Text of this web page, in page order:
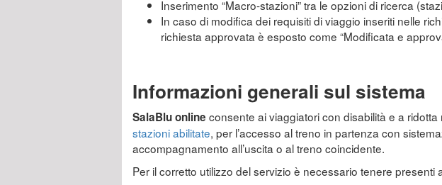
Inserimento “Macro-stazioni” tra le opzioni di ricerca
In caso di modifica dei requisiti di viaggio inseriti nelle
richiesta approvata è esposto come “Modificata e
Informazioni generali sul sistema
SalaBlu online consente ai viaggiatori con disabilità e a
stazioni abilitate, per l’accesso al treno in partenza con
accompagnamento all’uscita o al treno coincidente.
Per il corretto utilizzo del servizio è necessario tenere presenti